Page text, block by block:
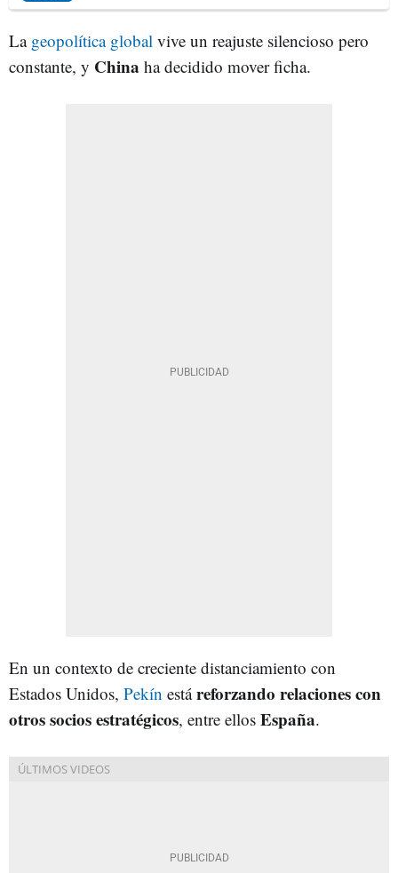
La geopolítica global vive un reajuste silencioso pero
constante, y China ha decidido mover ficha.
En un contexto de creciente distanciamiento con
Estados Unidos, Pekín estáreforzando relaciones con
otros socios estratégicos, entre ellos España.